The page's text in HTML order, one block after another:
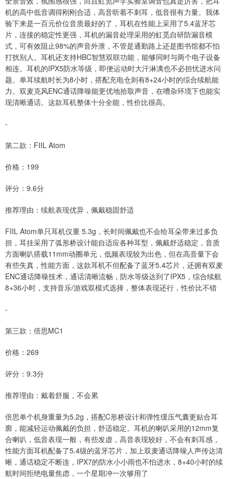
机的高中低音调得刚刚合适，高音听着不刺耳，低音很有力量。我体
验下来是一百元价位音质最好的了，耳机在性能上采用了5.4蓝牙芯
片，连接的稳定性更强，耳机的漏音处理采用的虹觅自研防漏音模
式，可有效阻止98%的声音外泄，不管是通勤路上还是图书馆都不怕
打扰别人。耳机还支持HBC智慧双联功能，能够同时与两个电子设备
相连。耳机的IPX5防水等级，即便运动时大汗淋漓也不必担忧进水问
题。单耳续航时长为8小时，搭配充电仓则有8+24小时的综合续航能
力。双麦克风ENC通话降噪能更优地拾取声音，在嘈杂环境下也能实
现清晰通话。这款耳机整体十分全能，性价比很高。
-
第二款：FIIL Atom
价格：199
评分：9.6分
推荐理由：续航表现优异，佩戴稳固舒适
FIIL Atom单只耳机仅重 5.3g，长时间佩戴也不会给耳朵带来过多负
担，耳挂采用了弧形桥设计能自适应各种耳型，佩戴舒适稳定，音质
方面喇叭搭载11mm动圈单元，低频表现较为出色，但在高音量下会
有些失真，性能方面，这款耳机不但配备了蓝牙5.4芯片，还拥有双麦
ENC通话降噪技术，通话清晰流畅，防水等级达到了IPX5，综合续航
8+36小时，支持音乐/游戏双模式选择，整体表现还行，性价比不错
-
第三款：倍思MC1
价格：269
评分：9.3分
推荐理由：戴着舒服，不会累
倍思单个机身重量为5.2g，搭配C形桥设计和弹性缓压气囊更贴合耳
廓，能减轻运动佩戴的负担，舒适稳定。耳机的喇叭采用的12mm复
合喇叭，低音表现一般，有些发虚，高音表现较好，不会有刺耳感，
性能方面耳机配备了5.4级的蓝牙芯片，加上双麦通话降噪人声传达清
晰，通话稳定不断连，IPX7的防水小小雨也不怕进水，8+40小时的续
航时间拒绝电量焦虑，一个星期冲一次够用了